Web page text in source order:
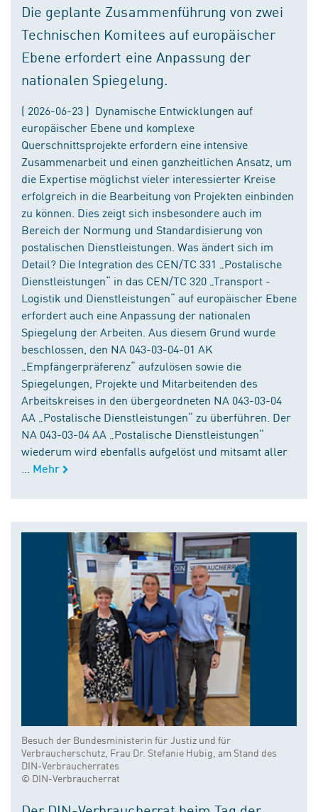
Die geplante Zusammenführung von zwei
Technischen Komitees auf europäischer
Ebene erfordert eine Anpassung der
nationalen Spiegelung.
( 2026-06-23 ) Dynamische Entwicklungen auf
europäischer Ebene und komplexe
Querschnittsprojekte erfordern eine intensive
Zusammenarbeit und einen ganzheitlichen Ansatz, um
die Expertise möglichst vieler interessierter Kreise
erfolgreich in die Bearbeitung von Projekten einbinden
zu können. Dies zeigt sich insbesondere auch im
Bereich der Normung und Standardisierung von
postalischen Dienstleistungen. Was ändert sich im
Detail? Die Integration des CEN/TC 331 „Postalische
Dienstleistungen“ in das CEN/TC 320 „Transport -
Logistik und Dienstleistungen“ auf europäischer Ebene
erfordert auch eine Anpassung der nationalen
Spiegelung der Arbeiten. Aus diesem Grund wurde
beschlossen, den NA 043-03-04-01 AK
„Empfängerpräferenz“ aufzulösen sowie die
Spiegelungen, Projekte und Mitarbeitenden des
Arbeitskreises in den übergeordneten NA 043-03-04
AA „Postalische Dienstleistungen“ zu überführen. Der
NA 043-03-04 AA „Postalische Dienstleistungen“
wiederum wird ebenfalls aufgelöst und mitsamt aller
Mehr
Besuch der Bundesministerin für Justiz und für
Verbraucherschutz, Frau Dr. Stefanie Hubig, am Stand des
DIN-Verbraucherrates
© DIN-Verbraucherrat